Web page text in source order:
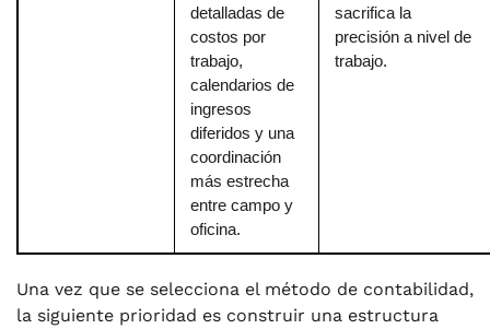
detalladas de
costos por
trabajo,
calendarios de
ingresos
diferidos y una
coordinación
más estrecha
entre campo y
oficina.
sacrifica la
precisión a nivel de
trabajo.
Una vez que se selecciona el método de contabilidad,
la siguiente prioridad es construir una estructura